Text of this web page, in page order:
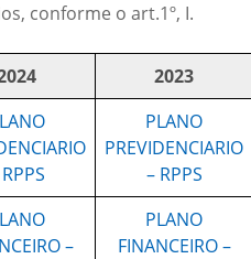
conforme o art.1º, I.
2023
PLANO
PREVIDENCIARIO
– RPPS
–
PLANO
FINANCEIRO –